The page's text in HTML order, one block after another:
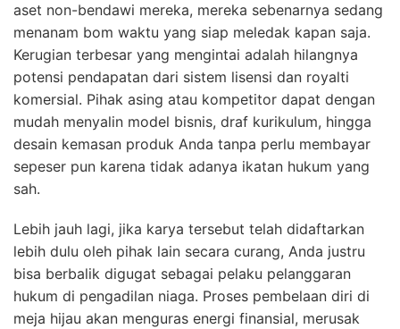
aset non-bendawi mereka, mereka sebenarnya sedang
menanam bom waktu yang siap meledak kapan saja.
Kerugian terbesar yang mengintai adalah hilangnya
potensi pendapatan dari sistem lisensi dan royalti
komersial. Pihak asing atau kompetitor dapat dengan
mudah menyalin model bisnis, draf kurikulum, hingga
desain kemasan produk Anda tanpa perlu membayar
sepeser pun karena tidak adanya ikatan hukum yang
sah.
Lebih jauh lagi, jika karya tersebut telah didaftarkan
lebih dulu oleh pihak lain secara curang, Anda justru
bisa berbalik digugat sebagai pelaku pelanggaran
hukum di pengadilan niaga. Proses pembelaan diri di
meja hijau akan menguras energi finansial, merusak